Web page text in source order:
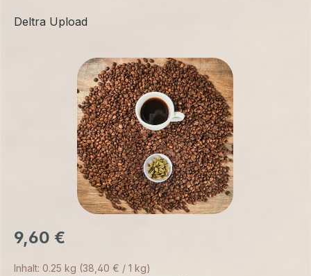
Deltra Upload
9,60 €
Inhalt: 0.25 kg (38,40 € / 1 kg)